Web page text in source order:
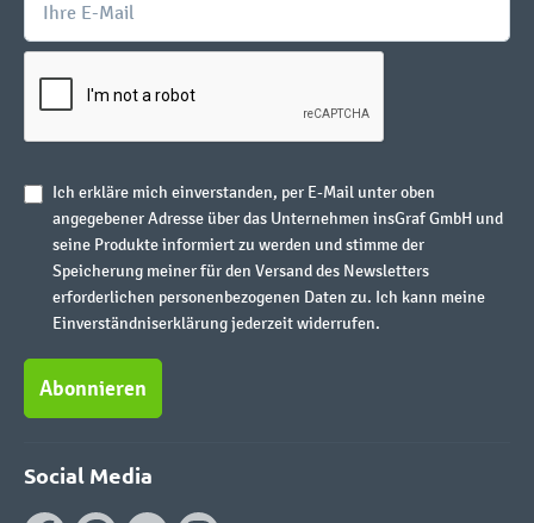
Ich erkläre mich einverstanden, per E-Mail unter oben
angegebener Adresse über das Unternehmen insGraf GmbH und
seine Produkte informiert zu werden und stimme der
Speicherung meiner für den Versand des Newsletters
erforderlichen personenbezogenen Daten zu. Ich kann meine
Einverständniserklärung jederzeit widerrufen.
Abonnieren
Social Media